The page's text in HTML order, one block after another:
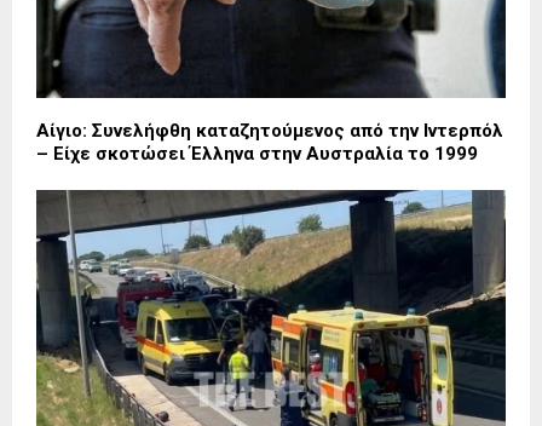
Αίγιο: Συνελήφθη καταζητούμενος από την Ιντερπόλ
– Είχε σκοτώσει Έλληνα στην Αυστραλία το 1999